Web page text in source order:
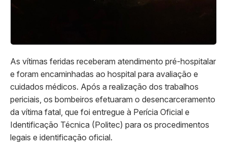
As vítimas feridas receberam atendimento pré-hospitalar
e foram encaminhadas ao hospital para avaliação e
cuidados médicos. Após a realização dos trabalhos
periciais, os bombeiros efetuaram o desencarceramento
da vítima fatal, que foi entregue à Perícia Oficial e
Identificação Técnica (Politec) para os procedimentos
legais e identificação oficial.